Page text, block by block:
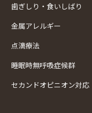
歯ぎしり・食いしばり
金属アレルギー
点滴療法
睡眠時無呼吸症候群
セカンドオピニオン対応